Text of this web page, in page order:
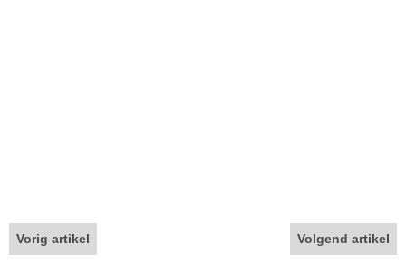
Vorig artikel Volgend artikel